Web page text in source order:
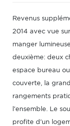
Revenus
2014 avec vue
manger
deuxième: deux
espace bureau
couverte, la
rangements
l'ensemble. Le
profite d'un